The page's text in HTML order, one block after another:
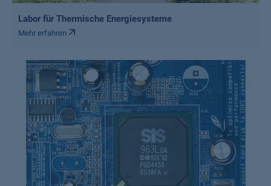
Labor für Thermische Energiesysteme
Mehr erfahren